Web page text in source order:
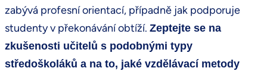
zabývá profesní orientací, případně jak podporuje
studenty v překonávání obtíží. Zeptejte se na
zkušenosti učitelů s podobnými typy
středoškoláků a na to, jaké vzdělávací metody